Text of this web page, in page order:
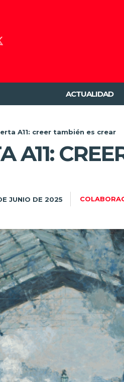
ACTUALIDAD
A11: creer también es crear
A11:
JUNIO DE 2025